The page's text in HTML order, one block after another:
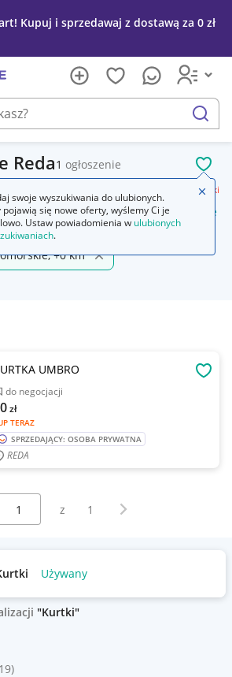
Kupuj i sprzedawaj z dostawą za 0 zł
szukaj
Reda1 ogłoszenie
Kurtki
kurtka płaszcz kurtki dżinsowe damskie
+0 km
UMBRO
do negocjacji
TERAZ
zł
SPRZEDAJĄCY: OSOBA PRYWATNA
REDA
stronę:
z 1 Następna strona
Używany
"Kurtki"
swoje wyszukiwania do ulubionych.
pojawią się nowe oferty, wyślemy Ci je
Ustaw powiadomienia w ulubionych
.